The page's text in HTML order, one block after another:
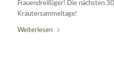
Frauendreißiger! Die nächsten
Kräutersammeltage!
Weiterlesen